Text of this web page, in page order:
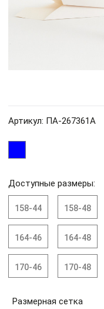
Артикул: ПА-267361A
Доступные размеры:
158-44 158-48
164-46 164-48
170-46 170-48
Размерная сетка